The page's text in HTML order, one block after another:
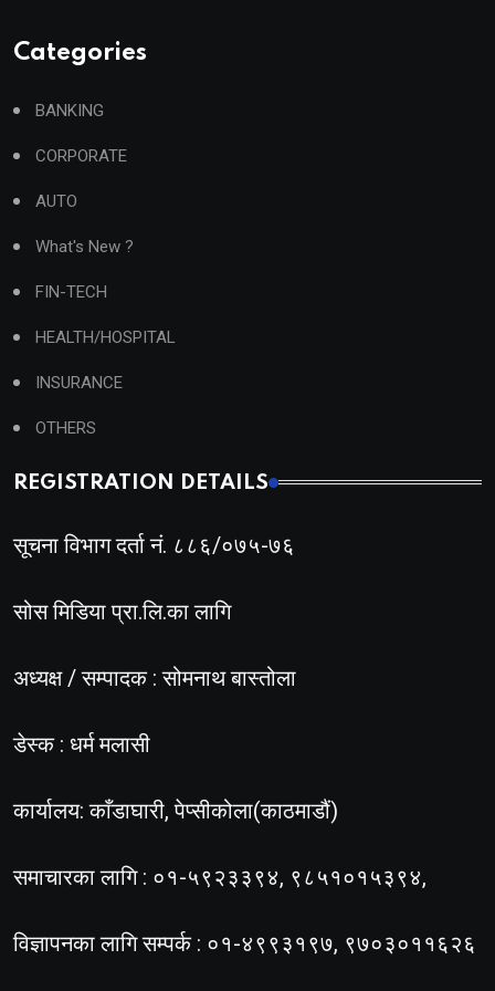
Categories
BANKING
CORPORATE
AUTO
What's New ?
FIN-TECH
HEALTH/HOSPITAL
INSURANCE
OTHERS
REGISTRATION DETAILS
सूचना विभाग दर्ता नं. ८८६/०७५-७६
सोस मिडिया प्रा.लि.का लागि
अध्यक्ष / सम्पादक : सोमनाथ बास्तोला
डेस्क : धर्म मलासी
कार्यालय: काँडाघारी, पेप्सीकोला(काठमाडौं)
समाचारका लागि : ०१-५९२३३९४, ९८५१०१५३९४,
विज्ञापनका लागि सम्पर्क : ०१-४९९३१९७, ९७०३०११६२६